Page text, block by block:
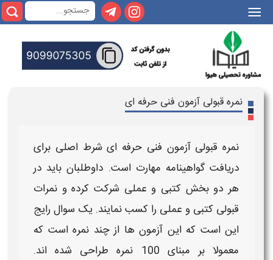
|||
نمره قبولی آزمون فنی حرفه ای
نمره قبولی آزمون فنی حرفه ایشرط اصلی برای
دریافت گواهینامه مهارت است. داوطلبان باید در
هر دو بخش کتبی و عملی شرکت کرده و نمرات
قبولی کتبی و عملی را کسب نمایند. یک سوال رایج
این است که این آزمون‌ ها از چند نمره است که
معمولا بر مبنای 100 نمره طراحی شده‌ اند.